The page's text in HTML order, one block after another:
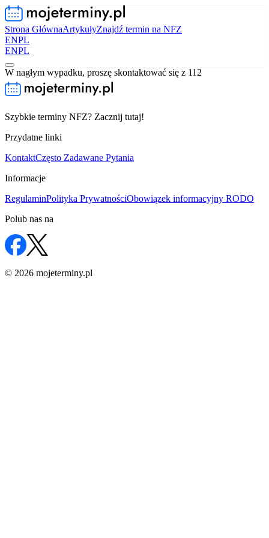
Strona GłównaArtykułyZnajdź termin na NFZ
ENPL
ENPL
W nagłym wypadku, proszę skontaktować się z 112
Szybkie terminy NFZ? Zacznij tutaj!
Przydatne linki
KontaktCzęsto Zadawane Pytania
Informacje
RegulaminPolityka PrywatnościObowiązek informacyjny RODO
Polub nas na
© 2026 mojeterminy.pl